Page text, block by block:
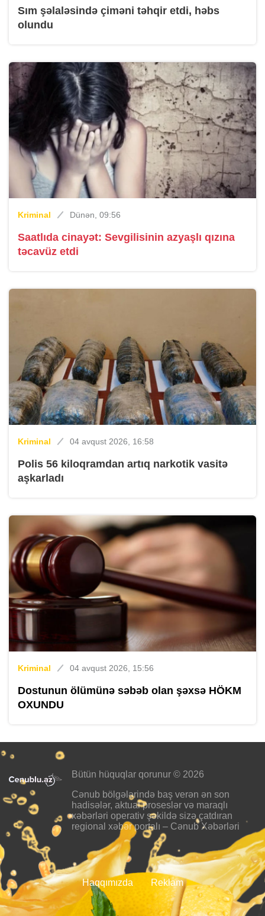
Sım şəlaləsində çiməni təhqir etdi, həbs
olundu
Kriminal Dünən, 09:56
Saatlıda cinayət: Sevgilisinin azyaşlı qızına
təcavüz etdi
Kriminal 04 avqust 2026, 16:58
Polis 56 kiloqramdan artıq narkotik vasitə
aşkarladı
Kriminal 04 avqust 2026, 15:56
Dostunun ölümünə səbəb olan şəxsə HÖKM
OXUNDU
Bütün hüquqlar qorunur © 2026
Cənub bölgələrində baş verən ən son
hadisələr, aktual proseslər və maraqlı
xəbərləri operativ şəkildə sizə çatdıran
regional xəbər portalı – Cənub Xəbərləri
Haqqımızda Reklam